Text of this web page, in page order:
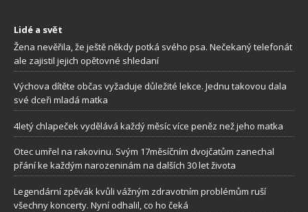
Lidé a svět
Žena nevěřila, že ještě někdy potká svého psa. Nečekaný telefonát
ale zajistil jejich opětovné shledaní
Výchova dítěte občas vyžaduje důležité lekce. Jednu takovou dala
své dceři mladá matka
4letý chlapeček vydělává každý měsíc více peněz než jeho matka
Otec umřel na rakovinu. Svým 17měsíčním dvojčatům zanechal
přání ke každým narozeninám na dalších 30 let života
Legendární zpěvák kvůli vážným zdravotním problémům ruší
všechny koncerty. Nyní odhalil, co ho čeká